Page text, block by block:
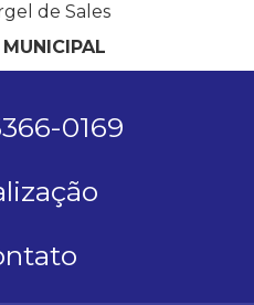
de Sales
0169